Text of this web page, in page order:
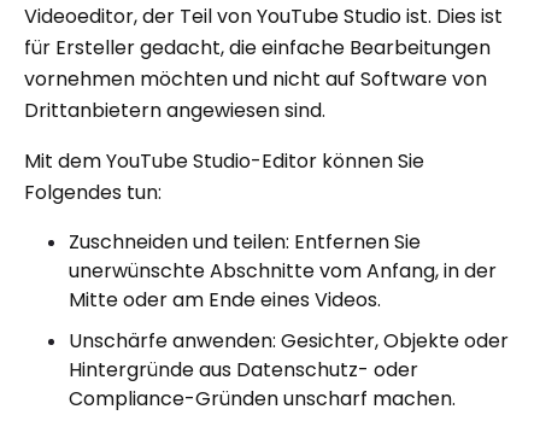
Videoeditor, der Teil von YouTube Studio ist. Dies ist
für Ersteller gedacht, die einfache Bearbeitungen
vornehmen möchten und nicht auf Software von
Drittanbietern angewiesen sind.
Mit dem YouTube Studio-Editor können Sie
Folgendes tun:
Zuschneiden und teilen: Entfernen Sie
unerwünschte Abschnitte vom Anfang, in der
Mitte oder am Ende eines Videos.
Unschärfe anwenden: Gesichter, Objekte oder
Hintergründe aus Datenschutz- oder
Compliance-Gründen unscharf machen.